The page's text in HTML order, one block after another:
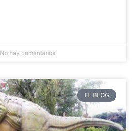
No hay comentarios
EL BLOG